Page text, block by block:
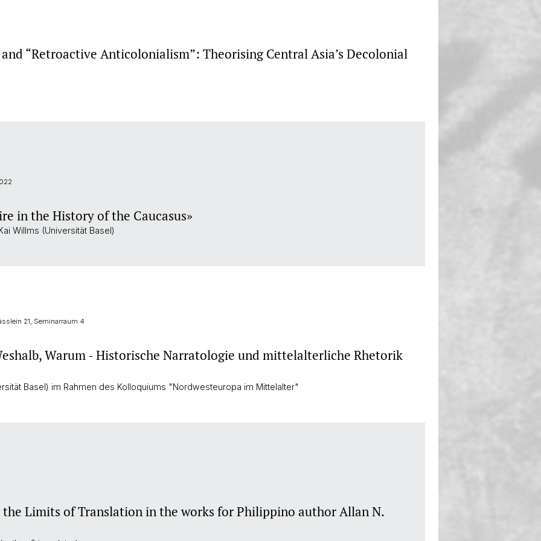
“Retroactive Anticolonialism”: Theorising Central Asia’s Decolonial
in the History of the Caucasus»
Willms (Universität Basel)
21, Seminarraum 4
Warum - Historische Narratologie und mittelalterliche Rhetorik
Basel) im Rahmen des Kolloquiums "Nordwesteuropa im Mittelalter"
the Limits of Translation in the works for Philippino author Allan N.